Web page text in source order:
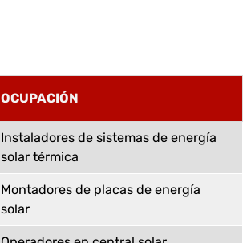
OCUPACIÓN
Instaladores de sistemas de energía
solar térmica
Montadores de placas de energía
solar